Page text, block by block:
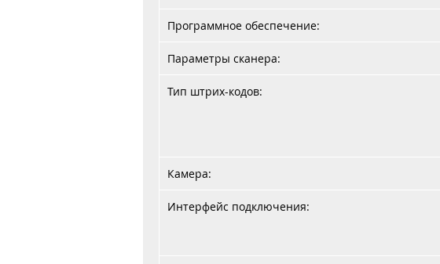
Программное обеспечение:
Параметры сканера:
Тип штрих-кодов:
Камера:
Интерфейс подключения: